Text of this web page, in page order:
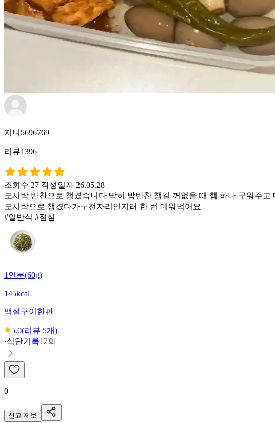
지니5696769
리뷰1396
조회수 27 작성일자 26.05.28
도시락 반찬으로 챙겼습니다 딱히 밥반찬 챙길 꺼없을 때 햄 하나 구워주
도시락으로 챙겼다가ㅜ전자리인지러 한 번 데워먹어요
#일반식 #점심
1인분(60g)
145kcal
백설구이한판
5.0(리뷰 5개)
·식단기록12회
0
신고·제보